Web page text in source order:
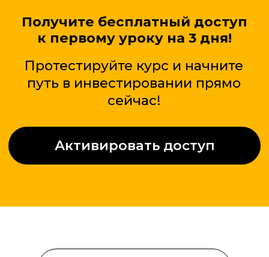
РЕЗУЛЬТАТЫ ОБУЧЕНИЯ